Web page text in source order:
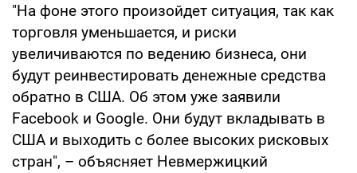
"На фоне этого произойдет ситуация, так как
торговля уменьшается, и риски
увеличиваются по ведению бизнеса, они
будут реинвестировать денежные средства
обратно в США. Об этом уже заявили
Facebook и Google. Они будут вкладывать в
США и выходить с более высоких рисковых
стран", – объясняет Невмержицкий